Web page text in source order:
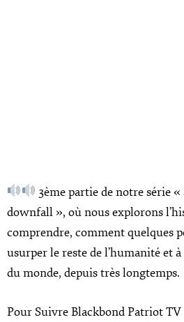
3ème partie de notre série
downfall », où nous explorons
comprendre, comment quelques
usurper le reste de l’humanité et
du monde, depuis très longtemps.
Pour Suivre Blackbond Patriot TV